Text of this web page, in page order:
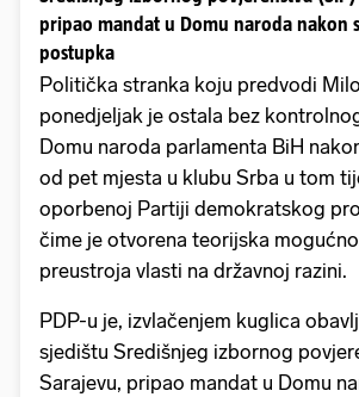
pripao mandat u Domu naroda nakon
postupka
Politička stranka koju predvodi
ponedjeljak je ostala bez
Domu naroda parlamenta BiH
od pet mjesta u klubu Srba u tom
oporbenoj Partiji demokratskog
čime je otvorena teorijska
preustroja vlasti na državnoj razini.
PDP-u je, izvlačenjem kuglica
sjedištu Središnjeg izbornog
Sarajevu, pripao mandat u Domu